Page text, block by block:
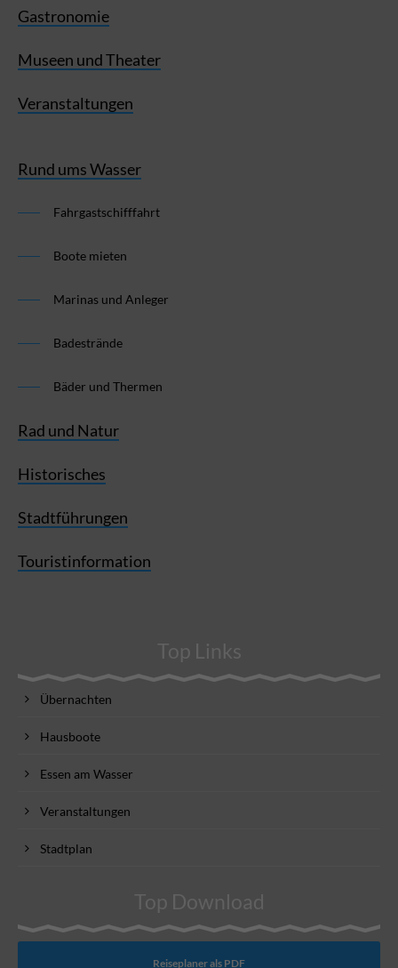
Gastronomie
Museen und Theater
Veranstaltungen
Rund ums Wasser
Fahrgastschifffahrt
Boote mieten
Marinas und Anleger
Badestrände
Bäder und Thermen
Rad und Natur
Historisches
Stadtführungen
Touristinformation
Top Links
Übernachten
Hausboote
Essen am Wasser
Veranstaltungen
Stadtplan
Top Download
Reiseplaner als PDF